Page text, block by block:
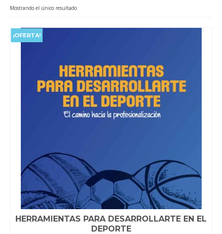
Videos
Tienda
Mostrando el único resultado
¡OFERTA!
HERRAMIENTAS PARA DESARROLLARTE EN EL
DEPORTE